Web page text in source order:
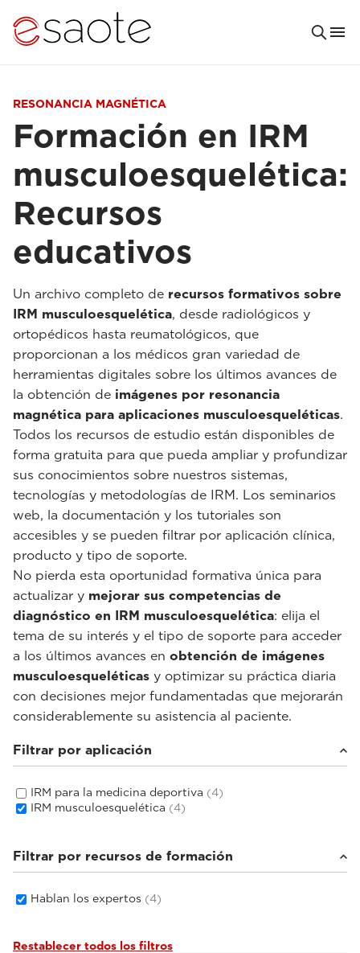
RESONANCIA MAGNÉTICA
Formación en IRM
musculoesquelética:
Recursos
educativos
Un archivo completo de recursos formativos sobre
IRM musculoesquelética, desde radiológicos y
ortopédicos hasta reumatológicos, que
proporcionan a los médicos gran variedad de
herramientas digitales sobre los últimos avances de
la obtención de imágenes por resonancia
magnética para aplicaciones musculoesqueléticas.
Todos los recursos de estudio están disponibles de
forma gratuita para que pueda ampliar y profundizar
sus conocimientos sobre nuestros sistemas,
tecnologías y metodologías de IRM. Los seminarios
web, la documentación y los tutoriales son
accesibles y se pueden filtrar por aplicación clínica,
producto y tipo de soporte.
No pierda esta oportunidad formativa única para
actualizar y mejorar sus competencias de
diagnóstico en IRM musculoesquelética: elija el
tema de su interés y el tipo de soporte para acceder
a los últimos avances en obtención de imágenes
musculoesqueléticas y optimizar su práctica diaria
con decisiones mejor fundamentadas que mejorarán
considerablemente su asistencia al paciente.
Filtrar por aplicación
IRM para la medicina deportiva (4)
IRM musculoesquelética (4)
Filtrar por recursos de formación
Hablan los expertos (4)
Restablecer todos los filtros